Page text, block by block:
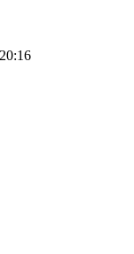
20:16